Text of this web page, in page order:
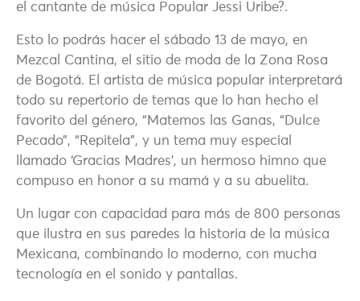
el cantante de música Popular Jessi Uribe?.
Esto lo podrás hacer el sábado 13 de mayo, en
Mezcal Cantina, el sitio de moda de la Zona Rosa
de Bogotá. El artista de música popular interpretará
todo su repertorio de temas que lo han hecho el
favorito del género, “Matemos las Ganas, “Dulce
Pecado”, “Repitela”, y un tema muy especial
llamado ‘Gracias Madres’, un hermoso himno que
compuso en honor a su mamá y a su abuelita.
Un lugar con capacidad para más de 800 personas
que ilustra en sus paredes la historia de la música
Mexicana, combinando lo moderno, con mucha
tecnología en el sonido y pantallas.